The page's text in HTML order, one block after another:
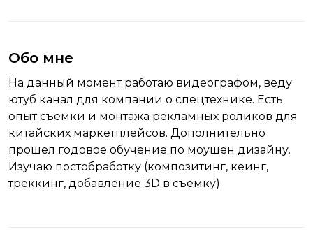
Обо мне
На данный момент работаю видеографом, веду
ютуб канал для компании о спецтехнике. Есть
опыт съемки и монтажа рекламных роликов для
китайских маркетплейсов. Дополнительно
прошел годовое обучение по моушен дизайну.
Изучаю постобработку (композитинг, кеинг,
треккинг, добавление 3D в съемку)